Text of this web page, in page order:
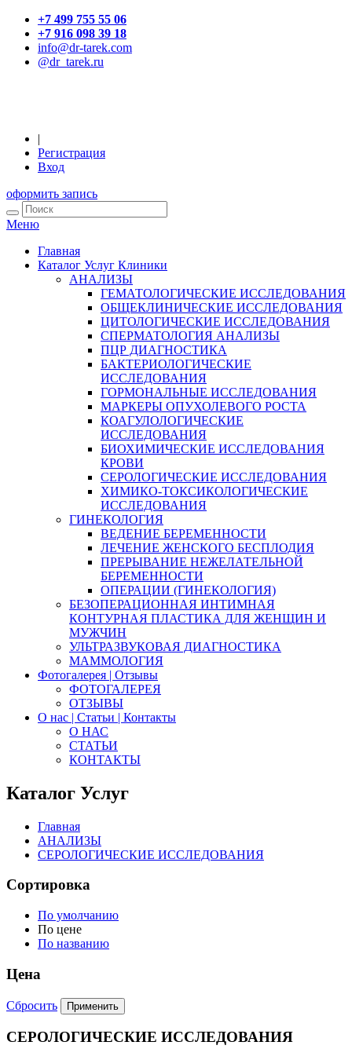
+7 499 755 55 06
+7 916 098 39 18
info@dr-tarek.com
@dr_tarek.ru
|
Регистрация
Вход
оформить запись
Меню
Главная
Каталог Услуг Клиники
АНАЛИЗЫ
ГЕМАТОЛОГИЧЕСКИЕ ИССЛЕДОВАНИЯ
ОБЩЕКЛИНИЧЕСКИЕ ИССЛЕДОВАНИЯ
ЦИТОЛОГИЧЕСКИЕ ИССЛЕДОВАНИЯ
СПЕРМАТОЛОГИЯ АНАЛИЗЫ
ПЦР ДИАГНОСТИКА
БАКТЕРИОЛОГИЧЕСКИЕ
ИССЛЕДОВАНИЯ
ГОРМОНАЛЬНЫЕ ИССЛЕДОВАНИЯ
МАРКЕРЫ ОПУХОЛЕВОГО РОСТА
КОАГУЛОЛОГИЧЕСКИЕ
ИССЛЕДОВАНИЯ
БИОХИМИЧЕСКИЕ ИССЛЕДОВАНИЯ
КРОВИ
СЕРОЛОГИЧЕСКИЕ ИССЛЕДОВАНИЯ
ХИМИКО-ТОКСИКОЛОГИЧЕСКИЕ
ИССЛЕДОВАНИЯ
ГИНЕКОЛОГИЯ
ВЕДЕНИЕ БЕРЕМЕННОСТИ
ЛЕЧЕНИЕ ЖЕНСКОГО БЕСПЛОДИЯ
ПРЕРЫВАНИЕ НЕЖЕЛАТЕЛЬНОЙ
БЕРЕМЕННОСТИ
ОПЕРАЦИИ (ГИНЕКОЛОГИЯ)
БЕЗОПЕРАЦИОННАЯ ИНТИМНАЯ
КОНТУРНАЯ ПЛАСТИКА ДЛЯ ЖЕНЩИН И
МУЖЧИН
УЛЬТРАЗВУКОВАЯ ДИАГНОСТИКА
МАММОЛОГИЯ
Фотогалерея | Отзывы
ФОТОГАЛЕРЕЯ
ОТЗЫВЫ
О нас | Статьи | Контакты
О НАС
СТАТЬИ
КОНТАКТЫ
Каталог Услуг
Главная
АНАЛИЗЫ
СЕРОЛОГИЧЕСКИЕ ИССЛЕДОВАНИЯ
Сортировка
По умолчанию
По цене
По названию
Цена
Сбросить
СЕРОЛОГИЧЕСКИЕ ИССЛЕДОВАНИЯ